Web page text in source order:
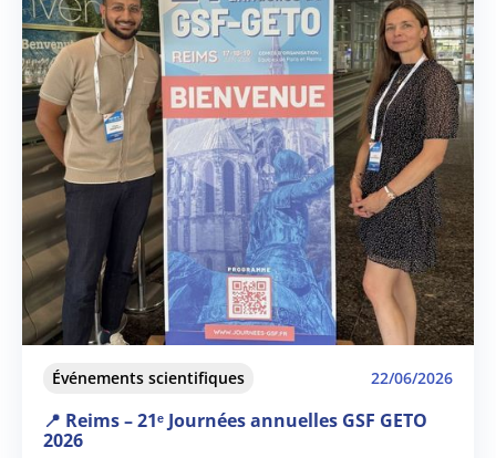
Événements scientifiques 22/06/2026
📍 Reims – 21ᵉ Journées annuelles GSF GETO
2026